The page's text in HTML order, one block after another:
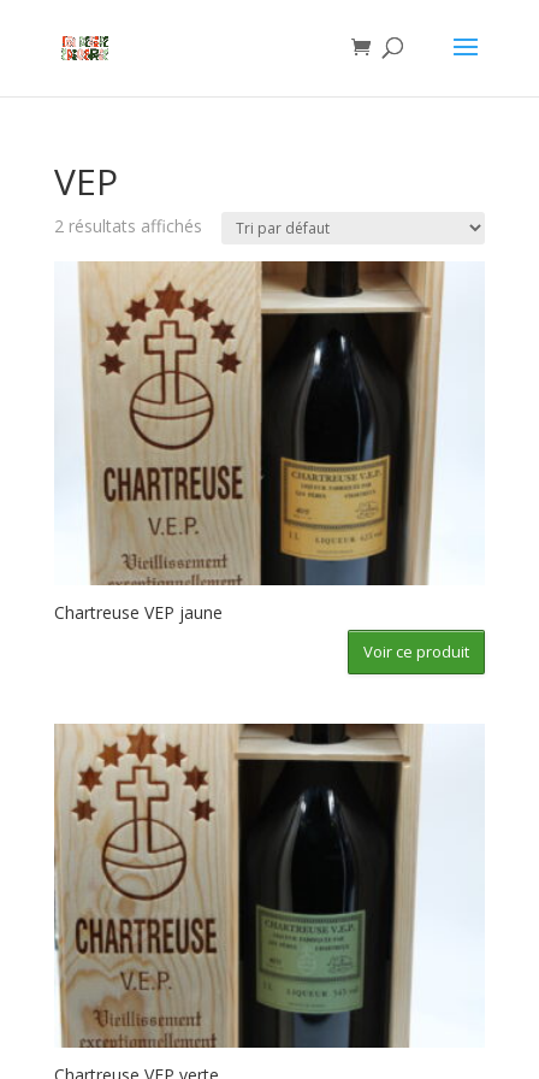
VEP
2 résultats affichés
Chartreuse VEP jaune
Voir ce produit